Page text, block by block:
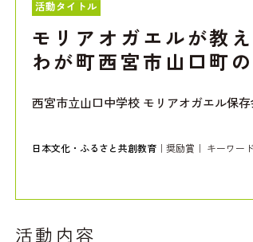
活動タイトル
モリアオガエルが教
わが町西宮市山口町
西宮市立山口中学校 モリアオガエル保
日本文化・ふるさと共創教育｜奨励賞｜ キーワード
活動内容